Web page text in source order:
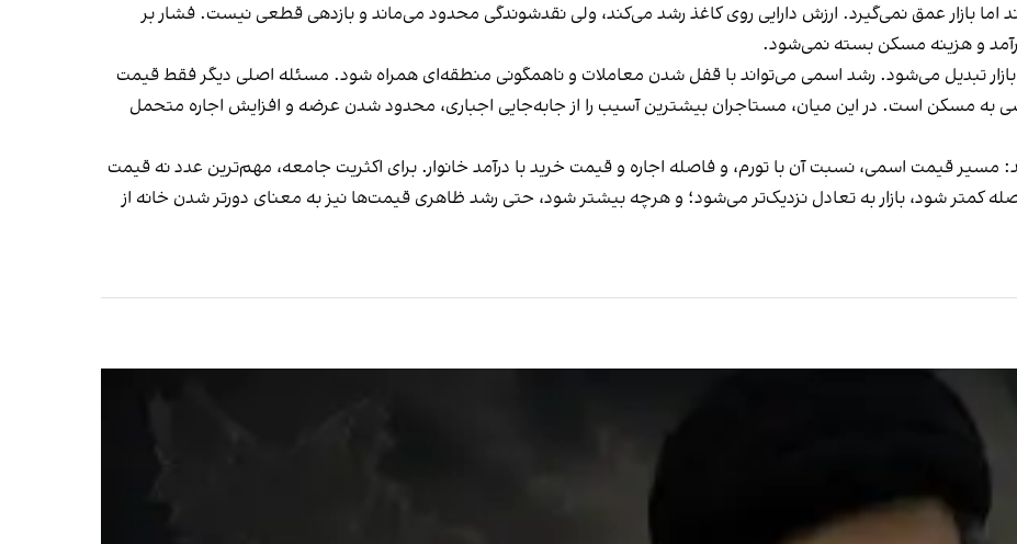
بازار عمق نمی‌گیرد. ارزش دارایی روی کاغذ رشد می‌کند، ولی نقدشوندگی محدود می‌ماند و بازدهی قطعی نیست. فشار بر
و هزینه مسکن بسته نمی‌شود.
تبدیل می‌شود. رشد اسمی می‌تواند با قفل شدن معاملات و ناهمگونی منطقه‌ای همراه شود. مسئله اصلی دیگر فقط قیمت
به مسکن است. در این میان، مستاجران بیشترین آسیب را از جابه‌جایی اجباری، محدود شدن عرضه و افزایش اجاره متحمل
قیمت اسمی، نسبت آن با تورم، و فاصله اجاره و قیمت خرید با درآمد خانوار. برای اکثریت جامعه، مهم‌ترین عدد نه قیمت
کمتر شود، بازار به تعادل نزدیک‌تر می‌شود؛ و هرچه بیشتر شود، حتی رشد ظاهری قیمت‌ها نیز به معنای دورتر شدن خانه از